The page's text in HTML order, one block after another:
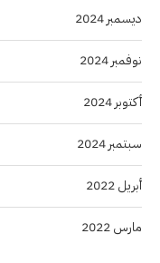
ديسمبر 2024
نوفمبر 2024
أكتوبر 2024
سبتمبر 2024
أبريل 2022
مارس 2022